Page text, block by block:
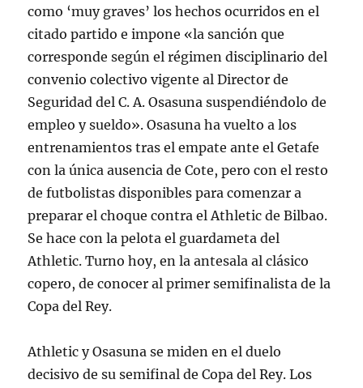
como ‘muy graves’ los hechos ocurridos en el
citado partido e impone «la sanción que
corresponde según el régimen disciplinario del
convenio colectivo vigente al Director de
Seguridad del C. A. Osasuna suspendiéndolo de
empleo y sueldo». Osasuna ha vuelto a los
entrenamientos tras el empate ante el Getafe
con la única ausencia de Cote, pero con el resto
de futbolistas disponibles para comenzar a
preparar el choque contra el Athletic de Bilbao.
Se hace con la pelota el guardameta del
Athletic. Turno hoy, en la antesala al clásico
copero, de conocer al primer semifinalista de la
Copa del Rey.
Athletic y Osasuna se miden en el duelo
decisivo de su semifinal de Copa del Rey. Los